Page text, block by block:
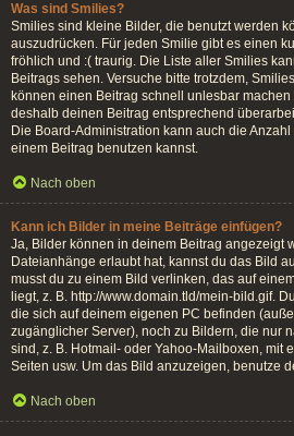
Was sind Smilies?
Smilies sind kleine Bilder, die benutzt werden
auszudrücken. Für jeden Smilie gibt es einen
fröhlich und :( traurig. Die Liste aller Smilies
Beitrags sehen. Versuche bitte trotzdem,
können einen Beitrag schnell unlesbar
deshalb deinen Beitrag entsprechend
Die Board-Administration kann auch die
einem Beitrag benutzen kannst.
Nach oben
Kann ich Bilder in meine Beiträge einfügen?
Ja, Bilder können in deinem Beitrag angezeigt
Dateianhänge erlaubt hat, kannst du das Bild
musst du zu einem Bild verlinken, das auf
liegt, z. B. http://www.domain.tld/mein-bild.gif.
die sich auf deinem eigenen PC befinden
zugänglicher Server), noch zu Bildern, die nur
sind, z. B. Hotmail- oder Yahoo-Mailboxen, mit
Seiten usw. Um das Bild anzuzeigen, benutze
Nach oben